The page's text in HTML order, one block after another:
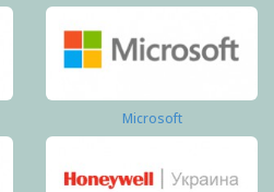
Microsoft